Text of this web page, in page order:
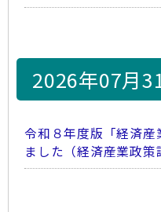
2026年07月
令和８年度版「経済
ました（経済産業政策